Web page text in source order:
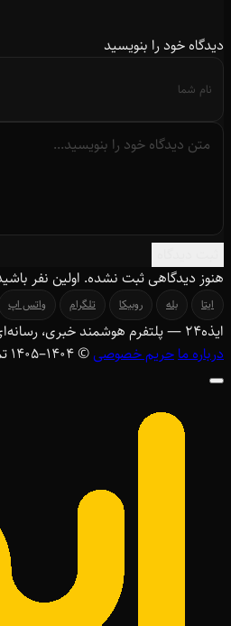
دیدگاه خود را بنویسید
هنوز دیدگاهی ثبت نشده. اولین نفر
ایتا بله روبیکا تلگرام واتس اپ
ایذه۲۴ — پلتفرم هوشمند خبری،
درباره ماحریم خصوصی© ۱۴۰۴–1405 تمامی حقوق محفوظ است